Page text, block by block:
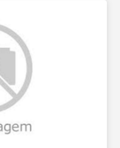
em frontal pois
extensão. *O relevo do
e sem umidade e
desde a sua